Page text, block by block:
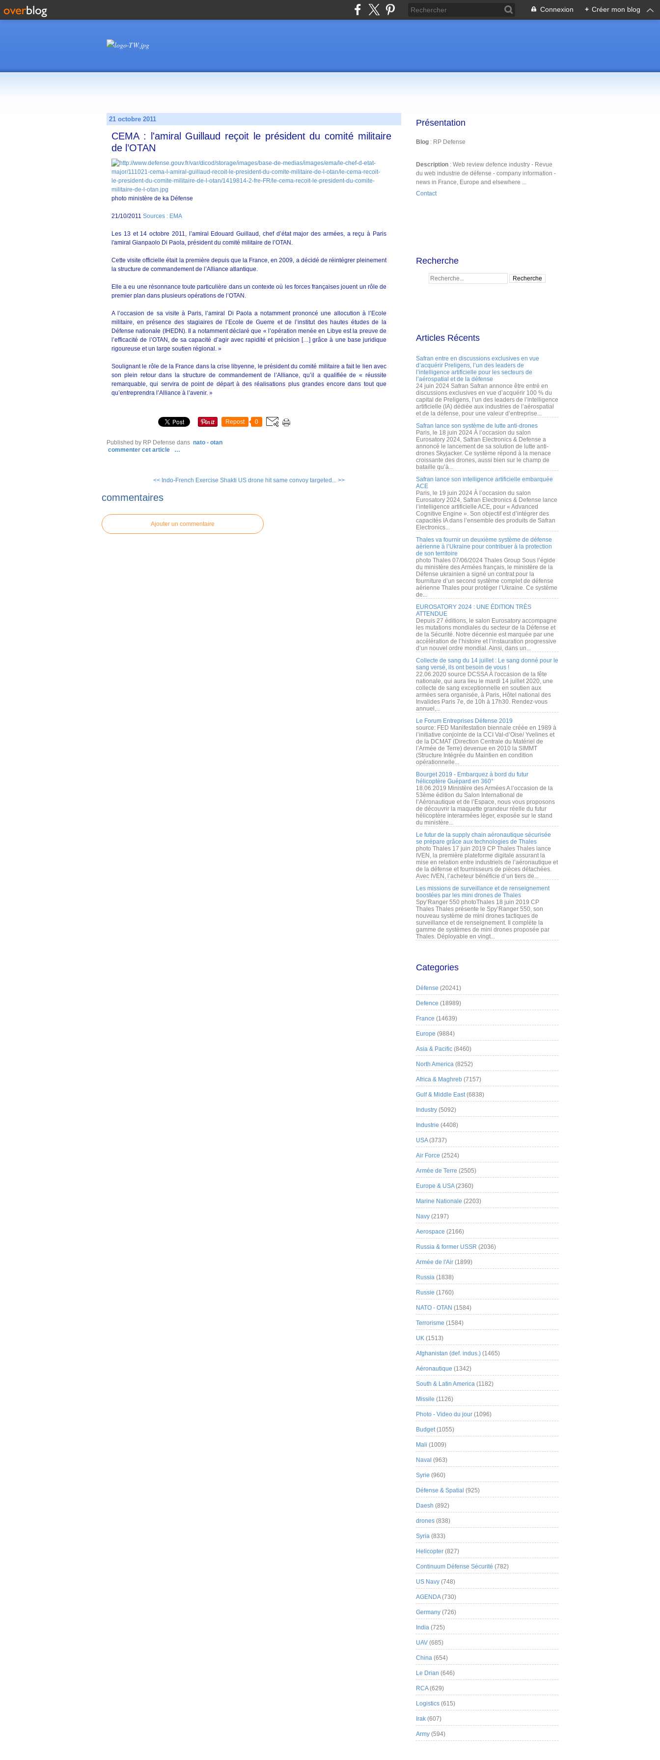
Connexion + Créer mon blog
21 octobre 2011
CEMA : l'amiral Guillaud reçoit le président du comité militaire
de l’OTAN
photo ministère de ka Défense
21/10/2011 Sources : EMA
Les 13 et 14 octobre 2011, l’amiral Edouard Guillaud, chef d’état major des armées, a reçu à Paris
l'amiral Gianpaolo Di Paola, président du comité militaire de l’OTAN.
Cette visite officielle était la première depuis que la France, en 2009, a décidé de réintégrer pleinement
la structure de commandement de l’Alliance atlantique.
Elle a eu une résonnance toute particulière dans un contexte où les forces françaises jouent un rôle de
premier plan dans plusieurs opérations de l’OTAN.
A l’occasion de sa visite à Paris, l’amiral Di Paola a notamment prononcé une allocution à l’Ecole
militaire, en présence des stagiaires de l’Ecole de Guerre et de l’institut des hautes études de la
Défense nationale (IHEDN). Il a notamment déclaré que « l’opération menée en Libye est la preuve de
l’efficacité de l’OTAN, de sa capacité d’agir avec rapidité et précision […] grâce à une base juridique
rigoureuse et un large soutien régional. »
Soulignant le rôle de la France dans la crise libyenne, le président du comité militaire a fait le lien avec
son plein retour dans la structure de commandement de l’Alliance, qu’il a qualifiée de « réussite
remarquable, qui servira de point de départ à des réalisations plus grandes encore dans tout que
qu’entreprendra l’Alliance à l’avenir. »
Repost 0
Published by RP Defense dans nato - otan
commenter cet article
…
<< Indo-French Exercise Shakti US drone hit same convoy targeted... >>
commentaires
Ajouter un commentaire
Présentation
Blog : RP Defense
Description : Web review defence industry - Revue
du web industrie de défense - company information -
news in France, Europe and elsewhere ...
Contact
Recherche
Articles Récents
Safran entre en discussions exclusives en vue
d’acquérir Preligens, l’un des leaders de
l’intelligence artificielle pour les secteurs de
l’aérospatial et de la défense
24 juin 2024 Safran Safran annonce être entré en
discussions exclusives en vue d’acquérir 100 % du
capital de Preligens, l’un des leaders de l’intelligence
artificielle (IA) dédiée aux industries de l’aérospatial
et de la défense, pour une valeur d’entreprise...
Safran lance son système de lutte anti-drones
Paris, le 18 juin 2024 À l’occasion du salon
Eurosatory 2024, Safran Electronics & Defense a
annoncé le lancement de sa solution de lutte anti-
drones Skyjacker. Ce système répond à la menace
croissante des drones, aussi bien sur le champ de
bataille qu’à...
Safran lance son intelligence artificielle embarquée
ACE
Paris, le 19 juin 2024 À l’occasion du salon
Eurosatory 2024, Safran Electronics & Defense lance
l’intelligence artificielle ACE, pour « Advanced
Cognitive Engine ». Son objectif est d’intégrer des
capacités IA dans l’ensemble des produits de Safran
Electronics...
Thales va fournir un deuxième système de défense
aérienne à l’Ukraine pour contribuer à la protection
de son territoire
photo Thales 07/06/2024 Thales Group Sous l’égide
du ministère des Armées français, le ministère de la
Défense ukrainien a signé un contrat pour la
fourniture d’un second système complet de défense
aérienne Thales pour protéger l’Ukraine. Ce système
de...
EUROSATORY 2024 : UNE ÉDITION TRÈS
ATTENDUE
Depuis 27 éditions, le salon Eurosatory accompagne
les mutations mondiales du secteur de la Défense et
de la Sécurité. Notre décennie est marquée par une
accélération de l’histoire et l’instauration progressive
d’un nouvel ordre mondial. Ainsi, dans un...
Collecte de sang du 14 juillet : Le sang donné pour le
sang versé, ils ont besoin de vous !
22.06.2020 source DCSSA À l'occasion de la fête
nationale, qui aura lieu le mardi 14 juillet 2020, une
collecte de sang exceptionnelle en soutien aux
armées sera organisée, à Paris, Hôtel national des
Invalides Paris 7e, de 10h à 17h30. Rendez-vous
annuel,...
Le Forum Entreprises Défense 2019
source: FED Manifestation biennale créée en 1989 à
l’initiative conjointe de la CCI Val-d’Oise/ Yvelines et
de la DCMAT (Direction Centrale du Matériel de
l’Armée de Terre) devenue en 2010 la SIMMT
(Structure Intégrée du Maintien en condition
opérationnelle...
Bourget 2019 - Embarquez à bord du futur
hélicoptère Guépard en 360°
18.06.2019 Ministère des Armées A l’occasion de la
53ème édition du Salon International de
l’Aéronautique et de l’Espace, nous vous proposons
de découvrir la maquette grandeur réelle du futur
hélicoptère interarmées léger, exposée sur le stand
du ministère...
Le futur de la supply chain aéronautique sécurisée
se prépare grâce aux technologies de Thales
photo Thales 17 juin 2019 CP Thales Thales lance
IVEN, la première plateforme digitale assurant la
mise en relation entre industriels de l’aéronautique et
de la défense et fournisseurs de pièces détachées.
Avec IVEN, l’acheteur bénéficie d’un tiers de...
Les missions de surveillance et de renseignement
boostées par les mini drones de Thales
Spy’Ranger 550 photoThales 18 juin 2019 CP
Thales Thales présente le Spy’Ranger 550, son
nouveau système de mini drones tactiques de
surveillance et de renseignement. Il complète la
gamme de systèmes de mini drones proposée par
Thales. Déployable en vingt...
Categories
Défense (20241)
Defence (18989)
France (14639)
Europe (9884)
Asia & Pacific (8460)
North America (8252)
Africa & Maghreb (7157)
Gulf & Middle East(6838)
Industry (5092)
Industrie (4408)
USA(3737)
Air Force (2524)
Armée de Terre (2505)
Europe & USA(2360)
Marine Nationale (2203)
Navy (2197)
Aerospace (2166)
Russia & former USSR (2036)
Armée de l'Air (1899)
Russia (1838)
Russie (1760)
NATO - OTAN (1584)
Terrorisme (1584)
UK (1513)
Afghanistan (def. indus.) (1465)
Aéronautique (1342)
South & Latin America (1182)
Missile (1126)
Photo - Video du jour (1096)
Budget(1055)
Mali (1009)
Naval (963)
Syrie (960)
Défense & Spatial (925)
Daesh (892)
drones (838)
Syria (833)
Helicopter (827)
Continuum Défense Sécurité (782)
US Navy (748)
AGENDA(730)
Germany (726)
India (725)
UAV (685)
China (654)
Le Drian (646)
RCA(629)
Logistics (615)
Irak (607)
Army (594)